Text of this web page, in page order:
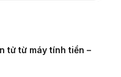
tử từ máy tính tiền –